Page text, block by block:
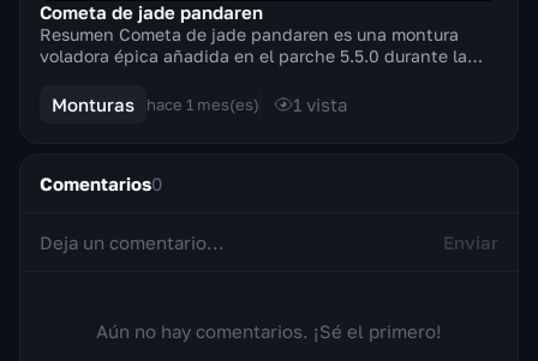
Cometa de jade pandaren
Resumen Cometa de jade pandaren es una montura
voladora épica añadida en el parche 5.5.0 durante la
Monturas hace 1 mes(es) 1 vista
Comentarios0
Enviar
Aún no hay comentarios. ¡Sé el primero!